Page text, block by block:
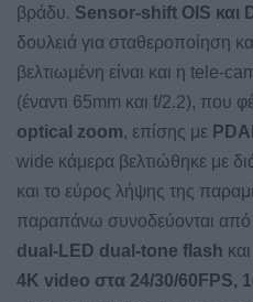
βράδυ. Sensor-shift OIS και
δουλειά για σταθεροποίηση
βελτιωμένη είναι και η tele-
(έναντι 65mm και f/2.2), που
optical zoom, επίσης με
wide κάμερα βελτιώθηκε με
και το εύρος λήψης της
παραπάνω συνοδεύονται από
dual-LED dual-tone flash
4K video στα 24/30/60FPS,